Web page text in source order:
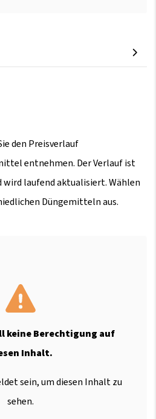
den Preisverlauf
entnehmen. Der Verlauf ist
wird laufend aktualisiert. Wählen
Düngemitteln aus.
keine Berechtigung auf
Inhalt.
sein, um diesen Inhalt zu
sehen.